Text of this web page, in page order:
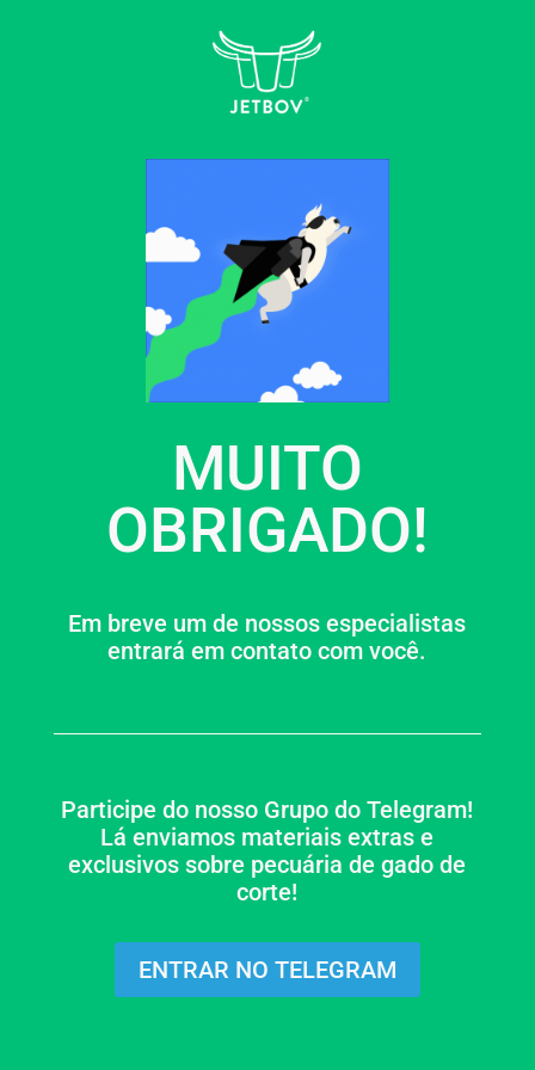
MUITO
OBRIGADO!
Em breve um de nossos especialistas
entrará em contato com você.
Participe do nosso Grupo do Telegram!
Lá enviamos materiais extras e
exclusivos sobre pecuária de gado de
corte!
ENTRAR NO TELEGRAM